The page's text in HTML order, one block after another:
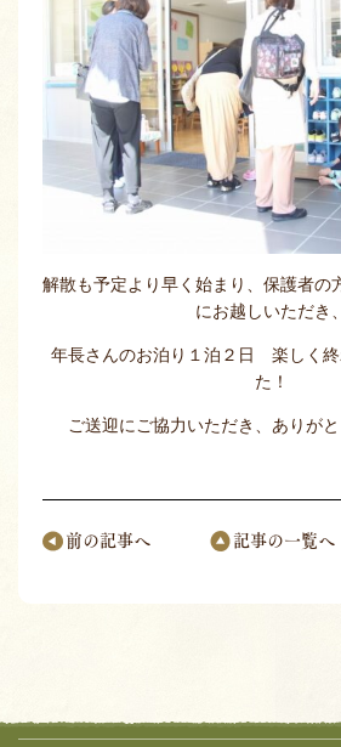
解散も予定より早く始まり、保護者の
にお越しいただき、
年長さんのお泊り１泊２日 楽しく終
た！
ご送迎にご協力いただき、ありが
前の記事へ 記事の一覧へ